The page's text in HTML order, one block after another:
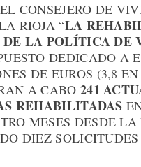
CONSEJERO DE
RIOJA “LA
LA POLÍTICA DE
DEDICADO A
DE EUROS (3,8
A CABO 241
REHABILITADAS
MESES DESDE
DIEZ